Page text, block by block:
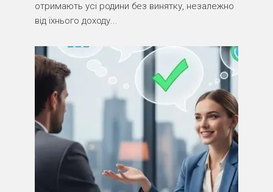
отримають усі родини без винятку, незалежно
від їхнього доходу...